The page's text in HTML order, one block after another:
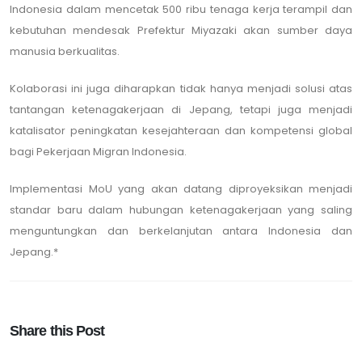
Indonesia dalam mencetak 500 ribu tenaga kerja terampil dan
kebutuhan mendesak Prefektur Miyazaki akan sumber daya
manusia berkualitas.
Kolaborasi ini juga diharapkan tidak hanya menjadi solusi atas
tantangan ketenagakerjaan di Jepang, tetapi juga menjadi
katalisator peningkatan kesejahteraan dan kompetensi global
bagi Pekerjaan Migran Indonesia.
Implementasi MoU yang akan datang diproyeksikan menjadi
standar baru dalam hubungan ketenagakerjaan yang saling
menguntungkan dan berkelanjutan antara Indonesia dan
Jepang.*
Share this Post